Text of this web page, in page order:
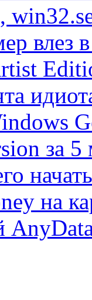
влез
за 5
начать
на